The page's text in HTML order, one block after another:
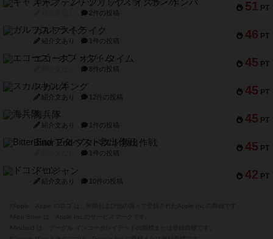
51 PT
キャプテン・フリップ：イスラ・ボンバ
2件の投稿
46 PT
ガルフストライク
紹介文あり 1件の投稿
45 PT
エコーズ・オブ・タイム
8件の投稿
45 PT
スカルキング
紹介文あり 12件の投稿
45 PT
海兵隊
紹介文あり 1件の投稿
45 PT
Bitter End ブタペスト救出作戦
1件の投稿
42 PT
ドコジャン
紹介文あり 10件の投稿